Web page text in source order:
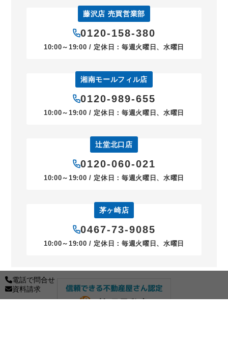
藤沢店 売買営業部
0120-158-380
10:00～19:00 / 定休日：毎週火曜日、水曜日
湘南モールフィル店
0120-989-655
10:00～19:00 / 定休日：毎週火曜日、水曜日
辻堂北口店
0120-060-021
10:00～19:00 / 定休日：毎週火曜日、水曜日
茅ヶ崎店
0467-73-9085
10:00～19:00 / 定休日：毎週火曜日、水曜日
電話で問合せ
資料請求